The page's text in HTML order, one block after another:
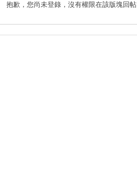
抱歉，您尚未登錄，沒有權限在該版塊回帖